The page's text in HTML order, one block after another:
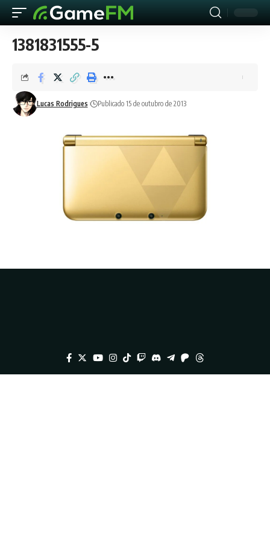
1381831555-5
Lucas Rodrigues Publicado 15 de outubro de 2013